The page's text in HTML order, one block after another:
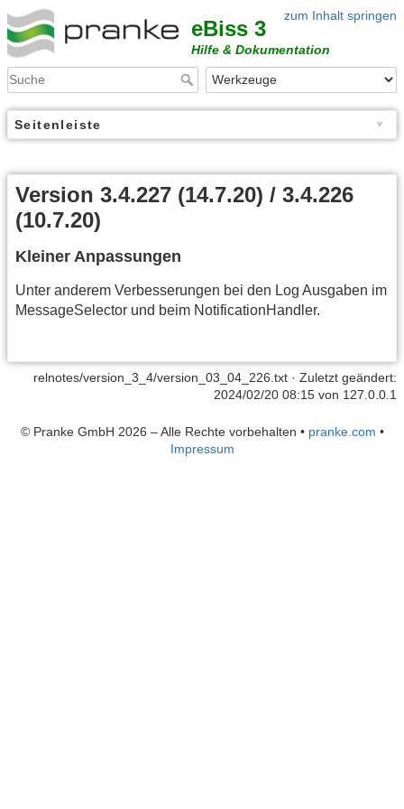
zum Inhalt springen
eBiss 3
Hilfe & Dokumentation
Seitenleiste
Version 3.4.227 (14.7.20) / 3.4.226
(10.7.20)
Kleiner Anpassungen
Unter anderem Verbesserungen bei den Log Ausgaben im
MessageSelector und beim NotificationHandler.
relnotes/version_3_4/version_03_04_226.txt · Zuletzt geändert:
2024/02/20 08:15 von 127.0.0.1
© Pranke GmbH 2026 – Alle Rechte vorbehalten • pranke.com •
Impressum